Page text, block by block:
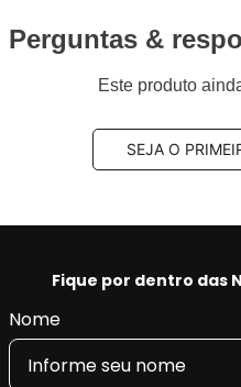
Perguntas &
Este produto
SEJA O
Fique por dentro das
Nome